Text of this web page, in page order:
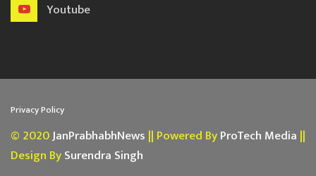
Youtube
Privacy Policy
© 2020JanPrabhabhNews || Powered ByProTech Media ||
Design BySurendra Singh